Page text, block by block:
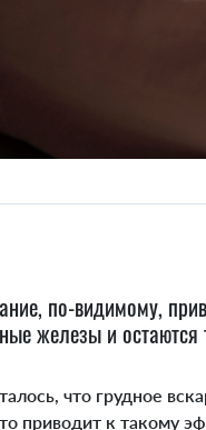
по-видимому,
железы и
что грудное
приводит к такому